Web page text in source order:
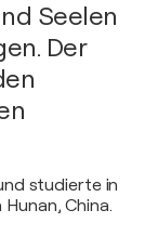
Seelen
Der
studierte in
China.